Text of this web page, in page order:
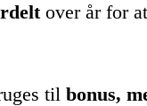
over år for
til bonus,